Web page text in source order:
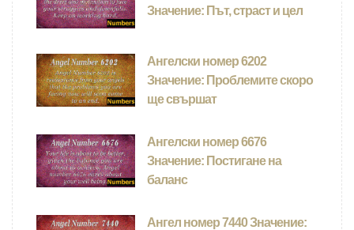
Значение: Път, страст и цел
Ангелски номер 6202
Значение: Проблемите скоро
ще свършат
Ангелски номер 6676
Значение: Постигане на
баланс
Ангел номер 7440 Значение: